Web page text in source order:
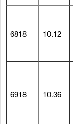
6818 10.12
6918 10.36